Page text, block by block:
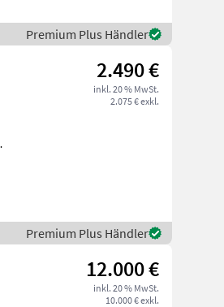
Premium Plus Händler
2.490 €
inkl. 20 % MwSt.
2.075 € exkl.
Premium Plus Händler
12.000 €
inkl. 20 % MwSt.
10.000 € exkl.